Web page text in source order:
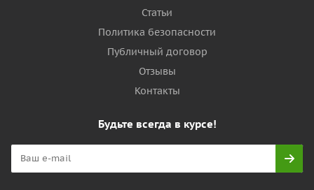
Статьи
Политика безопасности
Публичный договор
Отзывы
Контакты
Будьте всегда в курсе!